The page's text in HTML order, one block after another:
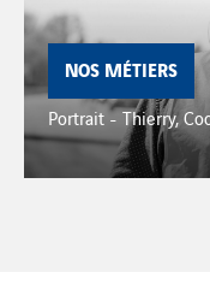
NOS MÉTIERS
Portrait - Thierry,